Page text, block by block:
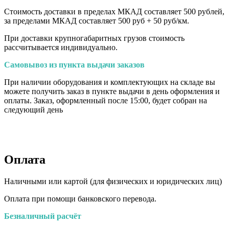
Стоимость доставки в пределах МКАД составляет 500 рублей,
за пределами МКАД составляет 500 руб + 50 руб/км.
При доставки крупногабаритных грузов стоимость
рассчитывается индивидуально.
Самовывоз из пункта выдачи заказов
При наличии оборудования и комплектующих на складе вы
можете получить заказ в пункте выдачи в день оформления и
оплаты. Заказ, оформленный после 15:00, будет собран на
следующий день
Оплата
Наличными или картой (для физических и юридических лиц)
Оплата при помощи банковского перевода.
Безналичный расчёт